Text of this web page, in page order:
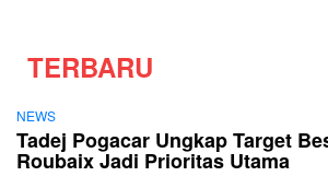
TERBARU
NEWS
Tadej Pogacar Ungkap Target
Roubaix Jadi Prioritas Utama